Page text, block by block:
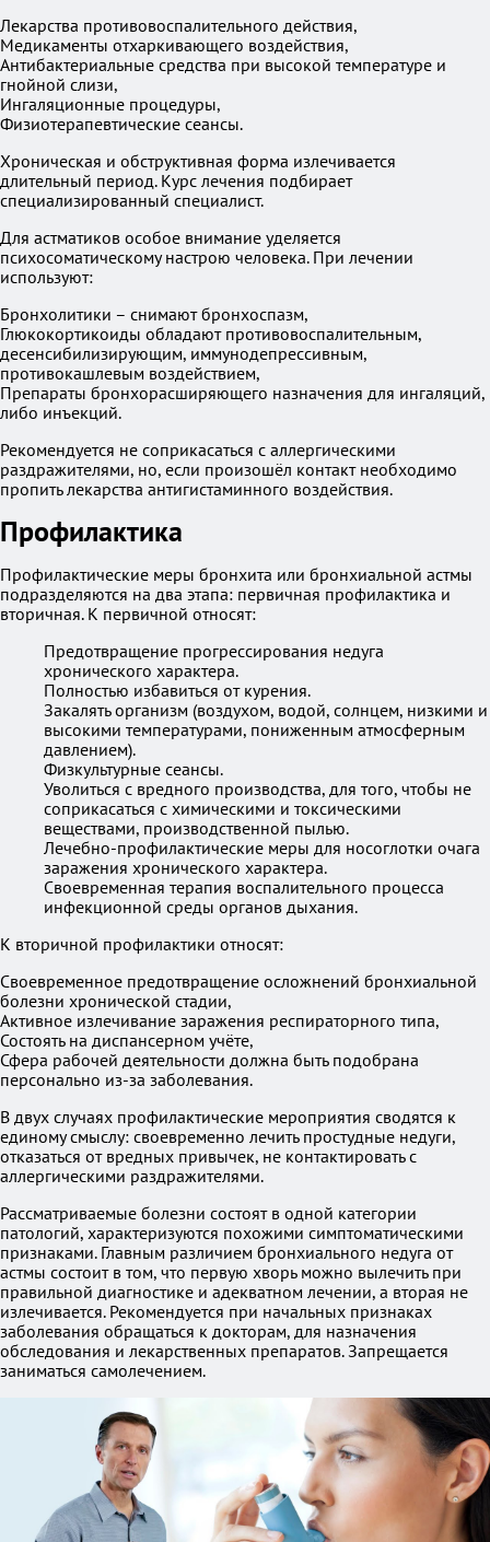
Лекарства противовоспалительного действия,
Медикаменты отхаркивающего воздействия,
Антибактериальные средства при высокой температуре и
гнойной слизи,
Ингаляционные процедуры,
Физиотерапевтические сеансы.
Хроническая и обструктивная форма излечивается
длительный период. Курс лечения подбирает
специализированный специалист.
Для астматиков особое внимание уделяется
психосоматическому настрою человека. При лечении
используют:
Бронхолитики – снимают бронхоспазм,
Глюкокортикоиды обладают противовоспалительным,
десенсибилизирующим, иммунодепрессивным,
противокашлевым воздействием,
Препараты бронхорасширяющего назначения для ингаляций,
либо инъекций.
Рекомендуется не соприкасаться с аллергическими
раздражителями, но, если произошёл контакт необходимо
пропить лекарства антигистаминного воздействия.
Профилактика
Профилактические меры бронхита или бронхиальной астмы
подразделяются на два этапа: первичная профилактика и
вторичная. К первичной относят:
Предотвращение прогрессирования недуга
хронического характера.
Полностью избавиться от курения.
Закалять организм (воздухом, водой, солнцем, низкими и
высокими температурами, пониженным атмосферным
давлением).
Физкультурные сеансы.
Уволиться с вредного производства, для того, чтобы не
соприкасаться с химическими и токсическими
веществами, производственной пылью.
Лечебно-профилактические меры для носоглотки очага
заражения хронического характера.
Своевременная терапия воспалительного процесса
инфекционной среды органов дыхания.
К вторичной профилактики относят:
Своевременное предотвращение осложнений бронхиальной
болезни хронической стадии,
Активное излечивание заражения респираторного типа,
Состоять на диспансерном учёте,
Сфера рабочей деятельности должна быть подобрана
персонально из-за заболевания.
В двух случаях профилактические мероприятия сводятся к
единому смыслу: своевременно лечить простудные недуги,
отказаться от вредных привычек, не контактировать с
аллергическими раздражителями.
Рассматриваемые болезни состоят в одной категории
патологий, характеризуются похожими симптоматическими
признаками. Главным различием бронхиального недуга от
астмы состоит в том, что первую хворь можно вылечить при
правильной диагностике и адекватном лечении, а вторая не
излечивается. Рекомендуется при начальных признаках
заболевания обращаться к докторам, для назначения
обследования и лекарственных препаратов. Запрещается
заниматься самолечением.